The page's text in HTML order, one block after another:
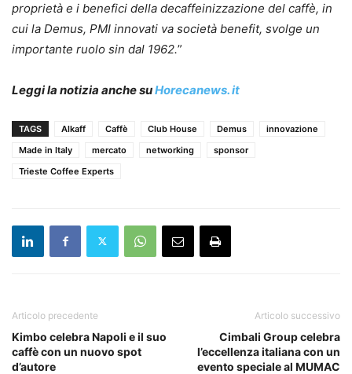
proprietà e i benefici della decaffeinizzazione del caffè, in
cui la Demus, PMI innovati va società benefit, svolge un
importante ruolo sin dal 1962.”
Leggi la notizia anche suHorecanews. it
TAGS Alkaff Caffè Club House Demus
innovazione
Made in Italy
mercato networking
sponsor
Trieste Coffee Experts
Articolo precedente
Kimbo celebra Napoli e il suo
caffè con un nuovo spot
d’autore
Articolo successivo
Cimbali Group celebra
l’eccellenza italiana con un
evento speciale al MUMAC